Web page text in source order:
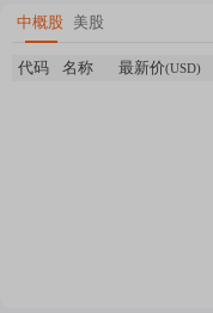
中概股 美股
代码 名称 最新价(USD)